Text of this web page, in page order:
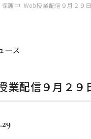
保護中: Web授業配信９月２９
ース
業配信９月２９